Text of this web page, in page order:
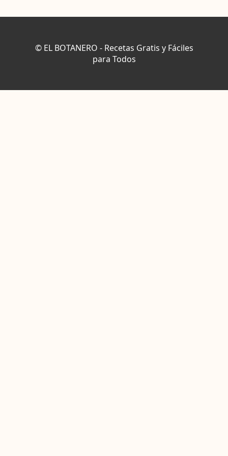
© EL BOTANERO - Recetas Gratis y Fáciles
para Todos